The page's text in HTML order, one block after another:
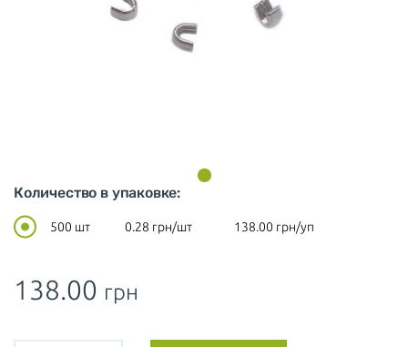
Количество в упаковке:
500 шт 0.28 грн/шт 138.00 грн/уп
138.00 грн